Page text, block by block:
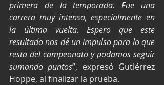
primera de la temporada. Fue una
carrera muy intensa, especialmente en
la última vuelta. Espero que este
resultado nos dé un impulso para lo que
resta del campeonato y podamos seguir
sumando puntos”, expresó Gutiérrez
Hoppe, al finalizar la prueba.